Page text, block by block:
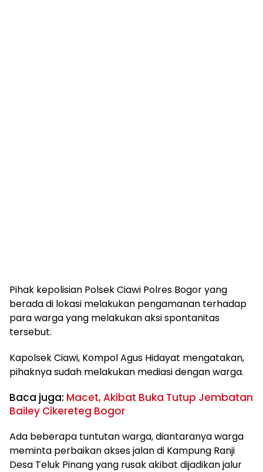
Pihak kepolisian Polsek Ciawi Polres Bogor yang
berada di lokasi melakukan pengamanan terhadap
para warga yang melakukan aksi spontanitas
tersebut.
Kapolsek Ciawi, Kompol Agus Hidayat mengatakan,
pihaknya sudah melakukan mediasi dengan warga.
Baca juga: Macet, Akibat Buka Tutup Jembatan
Bailey Cikereteg Bogor
Ada beberapa tuntutan warga, diantaranya warga
meminta perbaikan akses jalan di Kampung Ranji
Desa Teluk Pinang yang rusak akibat dijadikan jalur